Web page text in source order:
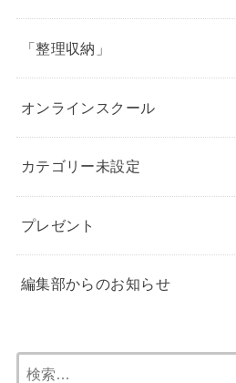
「整理収納」
オンラインスクール
カテゴリー未設定
プレゼント
編集部からのお知らせ